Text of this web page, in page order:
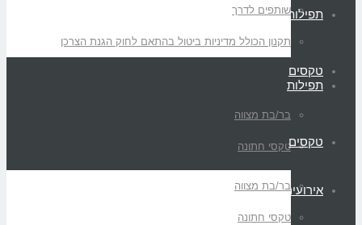
תפילות
טקסים
בר/בת מצווה
טקסי חתונה
אירועים
שותפים לדרך
תקנון הכולל מדיניות ביטול בהתאם לחוק הגנת הצרכן
תפילות
טקסים
בר/בת מצווה
טקסי חתונה